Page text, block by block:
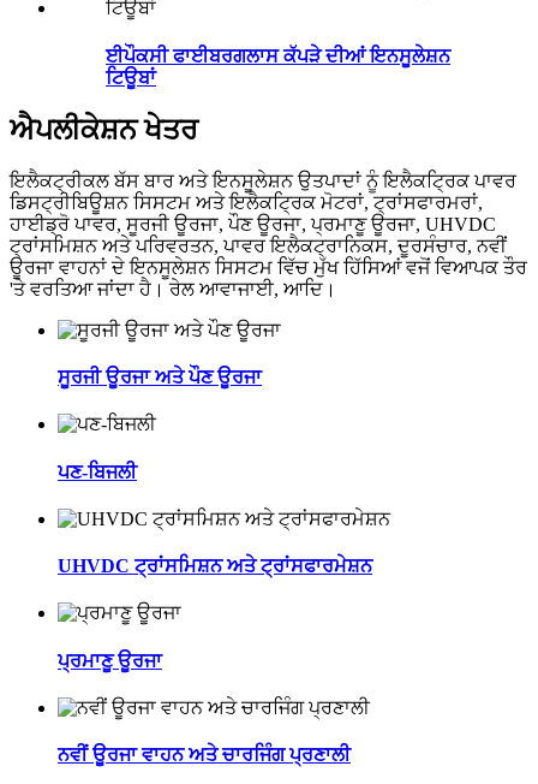
ਈਪੌਕਸੀ ਫਾਈਬਰਗਲਾਸ ਕੱਪੜੇ ਦੀਆਂ ਇਨਸੂਲੇਸ਼ਨ
ਟਿਊਬਾਂ
ਐਪਲੀਕੇਸ਼ਨ ਖੇਤਰ
ਇਲੈਕਟ੍ਰੀਕਲ ਬੱਸ ਬਾਰ ਅਤੇ ਇਨਸੂਲੇਸ਼ਨ ਉਤਪਾਦਾਂ ਨੂੰ ਇਲੈਕਟ੍ਰਿਕ ਪਾਵਰ
ਡਿਸਟ੍ਰੀਬਿਊਸ਼ਨ ਸਿਸਟਮ ਅਤੇ ਇਲੈਕਟ੍ਰਿਕ ਮੋਟਰਾਂ, ਟ੍ਰਾਂਸਫਾਰਮਰਾਂ,
ਹਾਈਡ੍ਰੋ ਪਾਵਰ, ਸੂਰਜੀ ਊਰਜਾ, ਪੌਣ ਊਰਜਾ, ਪ੍ਰਮਾਣੂ ਊਰਜਾ, UHVDC
ਟ੍ਰਾਂਸਮਿਸ਼ਨ ਅਤੇ ਪਰਿਵਰਤਨ, ਪਾਵਰ ਇਲੈਕਟ੍ਰਾਨਿਕਸ, ਦੂਰਸੰਚਾਰ, ਨਵੀਂ
ਊਰਜਾ ਵਾਹਨਾਂ ਦੇ ਇਨਸੂਲੇਸ਼ਨ ਸਿਸਟਮ ਵਿੱਚ ਮੁੱਖ ਹਿੱਸਿਆਂ ਵਜੋਂ ਵਿਆਪਕ ਤੌਰ
'ਤੇ ਵਰਤਿਆ ਜਾਂਦਾ ਹੈ। ਰੇਲ ਆਵਾਜਾਈ, ਆਦਿ।
ਸੂਰਜੀ ਊਰਜਾ ਅਤੇ ਪੌਣ ਊਰਜਾ
ਪਣ-ਬਿਜਲੀ
UHVDC ਟ੍ਰਾਂਸਮਿਸ਼ਨ ਅਤੇ ਟ੍ਰਾਂਸਫਾਰਮੇਸ਼ਨ
ਪ੍ਰਮਾਣੂ ਊਰਜਾ
ਨਵੀਂ ਊਰਜਾ ਵਾਹਨ ਅਤੇ ਚਾਰਜਿੰਗ ਪ੍ਰਣਾਲੀ